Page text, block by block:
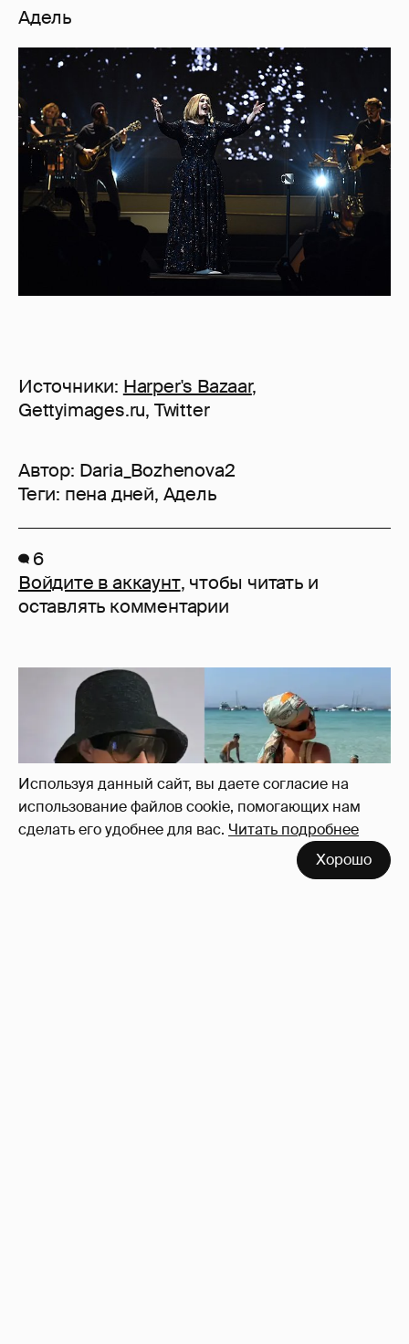
Используя данный сайт, вы даете согласие на
использование файлов cookie, помогающих нам
сделать его удобнее для вас. Читать подробнее
Хорошо
Адель
Источники: Harper's Bazaar,
Gettyimages.ru, Twitter
Автор: Daria_Bozhenova2
Теги: пена дней, Адель
6
Войдите в аккаунт, чтобы читать и
оставлять комментарии